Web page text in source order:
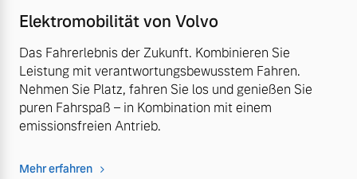
Elektromobilität von Volvo
Das Fahrerlebnis der Zukunft. Kombinieren Sie
Leistung mit verantwortungsbewusstem Fahren.
Nehmen Sie Platz, fahren Sie los und genießen Sie
puren Fahrspaß – in Kombination mit einem
emissionsfreien Antrieb.
Mehr erfahren